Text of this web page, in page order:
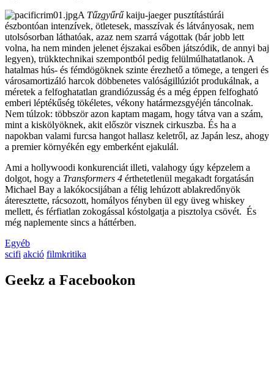
A Tűzgyűrűkaiju-jaeger pusztítástúrái
észbontóan intenzívek, ötletesek, masszívak és látványosak, nem
utolsósorban láthatóak, azaz nem szarrá vágottak (bár jobb lett
volna, ha nem minden jelenet éjszakai esőben játszódik, de annyi baj
legyen), trükktechnikai szempontból pedig felülmúlhatatlanok. A
hatalmas hús- és fémdögöknek szinte érezhető a tömege, a tengeri és
városamortizáló harcok döbbenetes valóságillúziót produkálnak, a
méretek a felfoghatatlan grandiózusság és a még éppen felfogható
emberi léptékűség tökéletes, vékony határmezsgyéjén táncolnak.
Nem túlzok: többször azon kaptam magam, hogy tátva van a szám,
mint a kiskölyöknek, akit először visznek cirkuszba. És ha a
napokban valami furcsa hangot hallasz keletről, az Japán lesz, ahogy
a premier környékén egy emberként ejakulál.
Ami a hollywoodi konkurenciát illeti, valahogy úgy képzelem a
dolgot, hogy a Transformers 4 érthetetlenül megakadt forgatásán
Michael Bay a lakókocsijában a félig lehúzott ablakredőnyök
áteresztette, rácsozott, homályos fényben ül egy üveg whiskey
mellett, és férfiatlan zokogással kóstolgatja a pisztolya csövét. És
még naplemente sincs a háttérben.
Egyéb
scifi akció filmkritika
Geekz a Facebookon